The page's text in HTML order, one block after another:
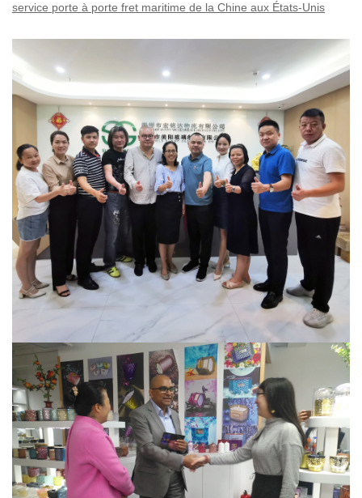
service porte à porte fret maritime de la Chine aux États-Unis